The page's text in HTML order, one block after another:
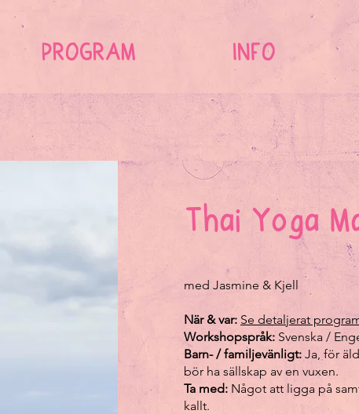
PROGRAM INFO
Thai Yoga
med Jasmine & Kjell
När & var: Se detaljerat
Workshopspråk: Svenska /
Barn- / familjevänligt: Ja, för
bör ha sällskap av en vuxen.
Ta med: Något att ligga på
kallt.